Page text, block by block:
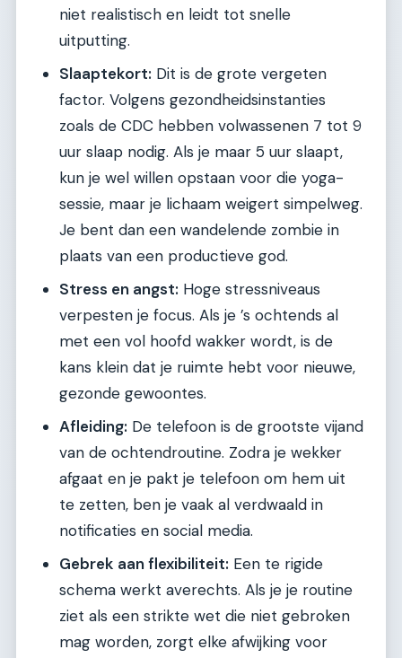
niet realistisch en leidt tot snelle
uitputting.
Slaaptekort: Dit is de grote vergeten
factor. Volgens gezondheidsinstanties
zoals de CDC hebben volwassenen 7 tot 9
uur slaap nodig. Als je maar 5 uur slaapt,
kun je wel willen opstaan voor die yoga-
sessie, maar je lichaam weigert simpelweg.
Je bent dan een wandelende zombie in
plaats van een productieve god.
Stress en angst: Hoge stressniveaus
verpesten je focus. Als je ’s ochtends al
met een vol hoofd wakker wordt, is de
kans klein dat je ruimte hebt voor nieuwe,
gezonde gewoontes.
Afleiding: De telefoon is de grootste vijand
van de ochtendroutine. Zodra je wekker
afgaat en je pakt je telefoon om hem uit
te zetten, ben je vaak al verdwaald in
notificaties en social media.
Gebrek aan flexibiliteit: Een te rigide
schema werkt averechts. Als je je routine
ziet als een strikte wet die niet gebroken
mag worden, zorgt elke afwijking voor